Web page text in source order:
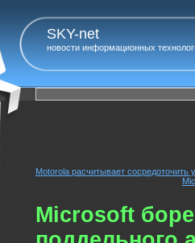
SKY-net
новости информационных
Motorola расчитывает
Microsoft